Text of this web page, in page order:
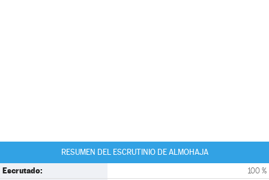
RESUMEN DEL ESCRUTINIO DE ALMOHAJA
Escrutado: 100 %